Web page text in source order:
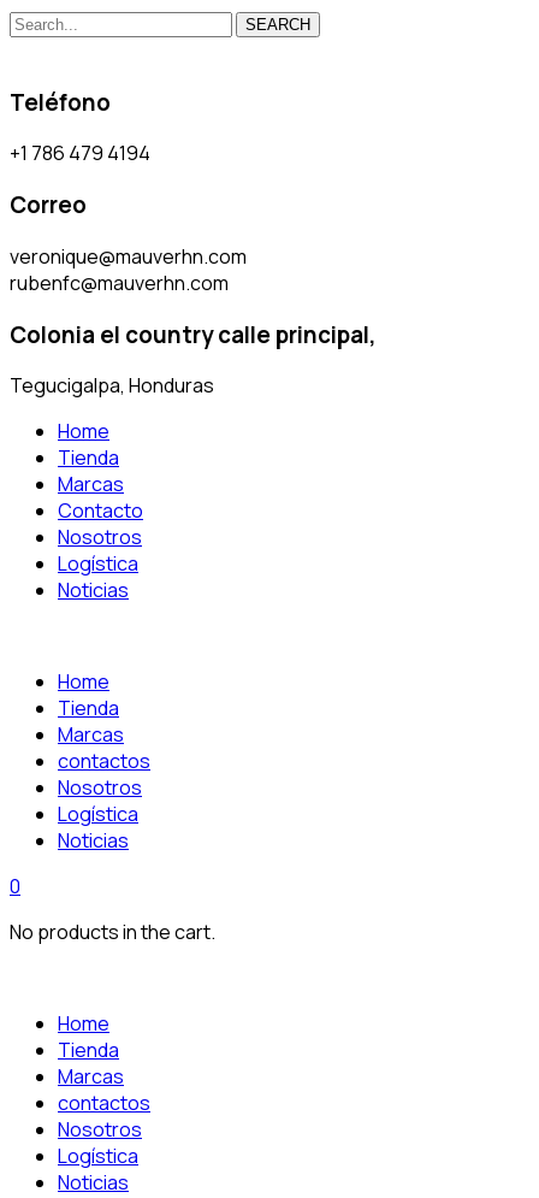
SEARCH
Teléfono
+1 786 479 4194
Correo
veronique@mauverhn.com
rubenfc@mauverhn.com
Colonia el country calle principal,
Tegucigalpa, Honduras
Home
Tienda
Marcas
Contacto
Nosotros
Logística
Noticias
Home
Tienda
Marcas
contactos
Nosotros
Logística
Noticias
0
No products in the cart.
Home
Tienda
Marcas
contactos
Nosotros
Logística
Noticias